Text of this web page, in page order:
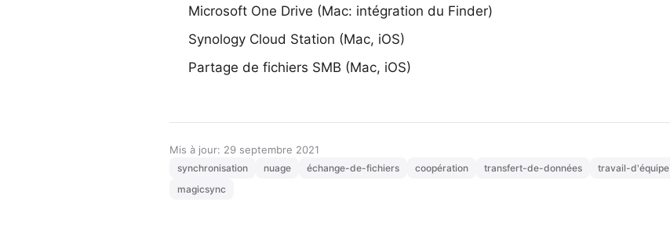
Microsoft One Drive (Mac: intégration du Finder)
Synology Cloud Station (Mac, iOS)
Partage de fichiers SMB (Mac, iOS)
Mis à jour: 29 septembre 2021
synchronisation nuage échange-de-fichiers coopération transfert-de-données travail-d'équipe
magicsync